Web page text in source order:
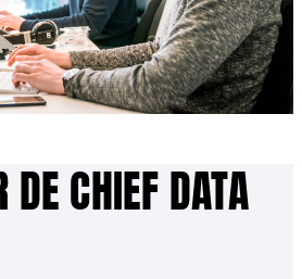
DE CHIEF DATA